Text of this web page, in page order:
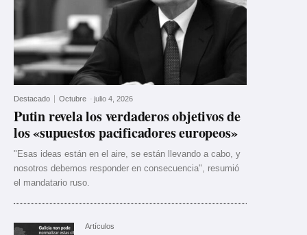
Destacado Octubre - julio 4, 2026
Putin revela los verdaderos objetivos de
los «supuestos pacificadores europeos»
"Esas ideas están en el aire, se están llevando a cabo, y
nosotros debemos responder en consecuencia", resumió
el mandatario ruso.
Artículos